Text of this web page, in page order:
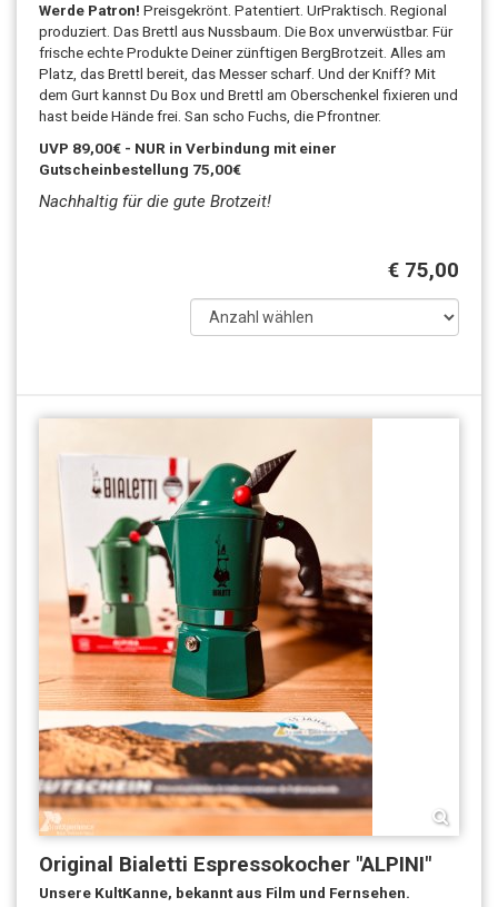
Werde Patron! Preisgekrönt. Patentiert. UrPraktisch. Regional
produziert. Das Brettl aus Nussbaum. Die Box unverwüstbar. Für
frische echte Produkte Deiner zünftigen BergBrotzeit. Alles am
Platz, das Brettl bereit, das Messer scharf. Und der Kniff? Mit
dem Gurt kannst Du Box und Brettl am Oberschenkel fixieren und
hast beide Hände frei. San scho Fuchs, die Pfrontner.
UVP 89,00€ - NUR in Verbindung mit einer
Gutscheinbestellung 75,00€
Nachhaltig für die gute Brotzeit!
€ 75,00
Original Bialetti Espressokocher "ALPINI"
Unsere KultKanne, bekannt aus Film und Fernsehen.